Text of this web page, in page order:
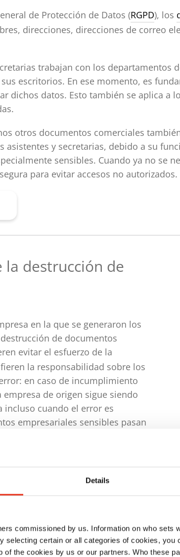
Details
commissioned by us. Information on who sets
selecting certain or all categories of cookies, you
of the cookies by us or our partners. Who these
de Protección de Datos (RGPD), los
direcciones, direcciones de correo
trabajan con los departamentos
escritorios. En ese momento, es
dichos datos. Esto también se aplica a
otros documentos comerciales
y secretarias, debido a su
sensibles. Cuando ya no se
para evitar accesos no autorizados.
la destrucción de
en la que se generaron los
de documentos
evitar el esfuerzo de la
la responsabilidad sobre los
en caso de incumplimiento
de origen sigue siendo
incluso cuando el error es
empresariales sensibles pasan
aumenta el riesgo de que
Las consecuencias
de origen.
cumpliendo